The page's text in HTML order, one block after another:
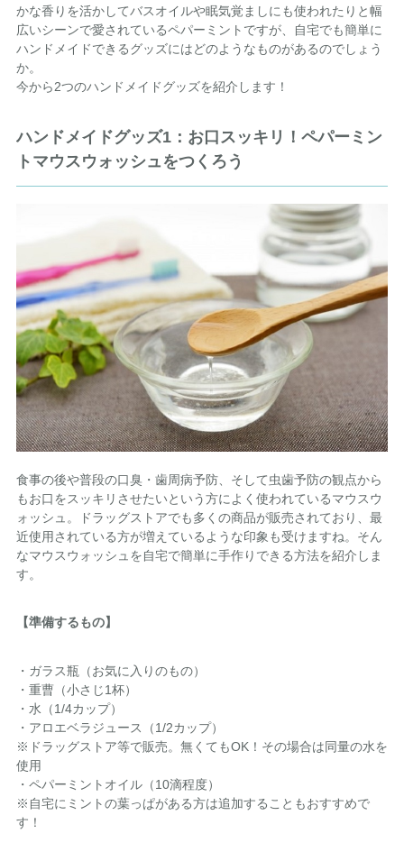
かな香りを活かしてバスオイルや眠気覚ましにも使われたりと幅
広いシーンで愛されているペパーミントですが、自宅でも簡単に
ハンドメイドできるグッズにはどのようなものがあるのでしょう
か。
今から2つのハンドメイドグッズを紹介します！
ハンドメイドグッズ1：お口スッキリ！ペパーミン
トマウスウォッシュをつくろう
食事の後や普段の口臭・歯周病予防、そして虫歯予防の観点から
もお口をスッキリさせたいという方によく使われているマウスウ
ォッシュ。ドラッグストアでも多くの商品が販売されており、最
近使用されている方が増えているような印象も受けますね。そん
なマウスウォッシュを自宅で簡単に手作りできる方法を紹介しま
す。
【準備するもの】
・ガラス瓶（お気に入りのもの）
・重曹（小さじ1杯）
・水（1/4カップ）
・アロエベラジュース（1/2カップ）
※ドラッグストア等で販売。無くてもOK！その場合は同量の水を
使用
・ペパーミントオイル（10滴程度）
※自宅にミントの葉っぱがある方は追加することもおすすめで
す！